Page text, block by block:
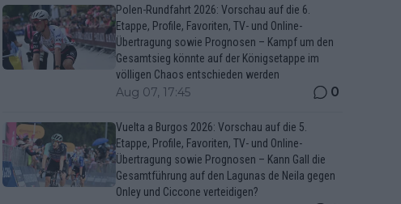
Polen-Rundfahrt 2026: Vorschau auf die 6.
Etappe, Profile, Favoriten, TV- und Online-
Übertragung sowie Prognosen – Kampf um den
Gesamtsieg könnte auf der Königsetappe im
völligen Chaos entschieden werden
Aug 07, 17:45 0
Vuelta a Burgos 2026: Vorschau auf die 5.
Etappe, Profile, Favoriten, TV- und Online-
Übertragung sowie Prognosen – Kann Gall die
Gesamtführung auf den Lagunas de Neila gegen
Onley und Ciccone verteidigen?